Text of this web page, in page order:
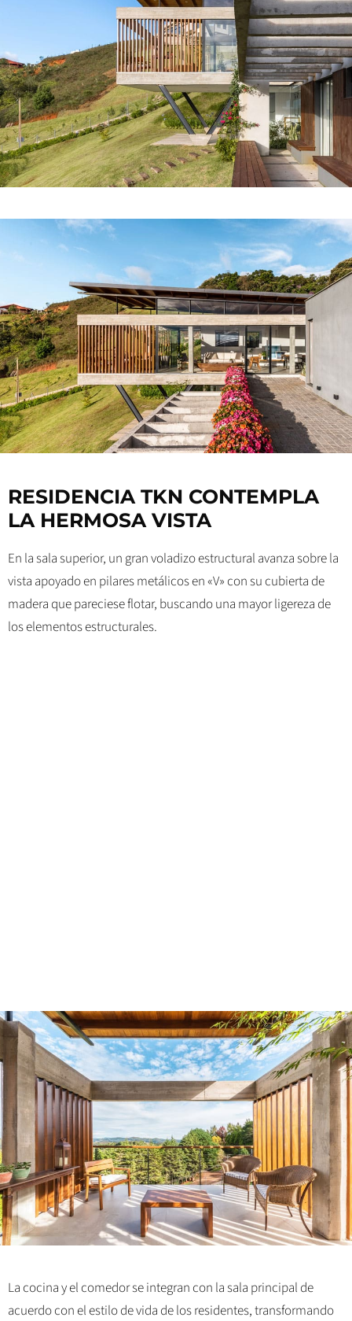
RESIDENCIA TKN CONTEMPLA
LA HERMOSA VISTA
En la sala superior, un gran voladizo estructural avanza sobre la
vista apoyado en pilares metálicos en «V» con su cubierta de
madera que pareciese flotar, buscando una mayor ligereza de
los elementos estructurales.
La cocina y el comedor se integran con la sala principal de
acuerdo con el estilo de vida de los residentes, transformando